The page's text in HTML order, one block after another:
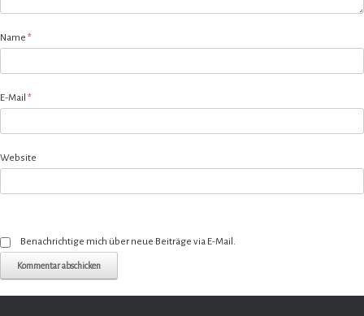
Name *
E-Mail *
Website
Benachrichtige mich über neue Beiträge via E-Mail.